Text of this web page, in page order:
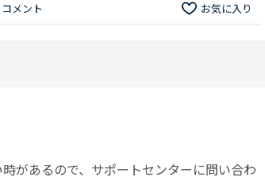
コメント お気に入り
があるので、サポートセンターに問い合わ